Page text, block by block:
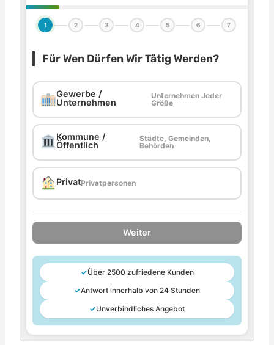
1 2 3 4 5 6 7
Für Wen Dürfen Wir Tätig Werden?
Gewerbe /
Unternehmen
Unternehmen Jeder
Größe
Kommune /
Öffentlich
Städte, Gemeinden,
Behörden
PrivatPrivatpersonen
Weiter
✓Über 2500 zufriedene Kunden
✓Antwort innerhalb von 24 Stunden
✓Unverbindliches Angebot